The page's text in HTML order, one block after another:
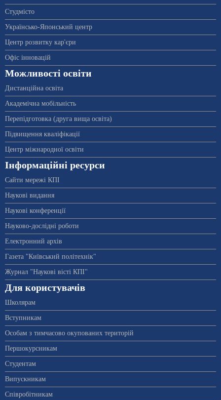
Студмісто
Українсько-Японський центр
Центр розвитку кар'єри
Офіс інновацій
Можливості освіти
Дистанційна освіта
Академічна мобільність
Перепідготовка (друга вища освіта)
Підвищення кваліфікації
Центр міжнародної освіти
Інформаційні ресурси
Сайти мережі КПІ
Наукові видання
Наукові конференції
Науково-дослідні роботи
Електронний архів
Газета "Київський політехнік"
Журнал "Наукові вісті КПІ"
Для користувачів
Школярам
Вступникам
Особам з тимчасово окупованих територій
Першокурсникам
Студентам
Випускникам
Співробітникам